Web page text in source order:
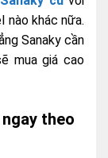
khác nữa.
Sanaky cần
mua giá cao
theo